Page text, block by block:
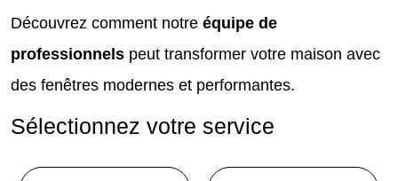
Découvrez comment notre équipe de
professionnels peut transformer votre maison avec
des fenêtres modernes et performantes.
Sélectionnez votre service